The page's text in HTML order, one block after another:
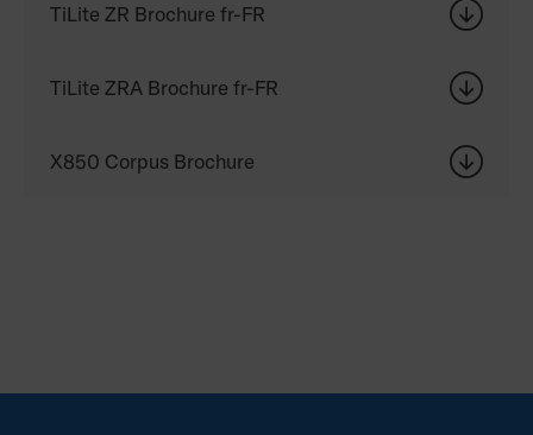
TiLite ZR Brochure fr-FR
TiLite ZRA Brochure fr-FR
X850 Corpus Brochure